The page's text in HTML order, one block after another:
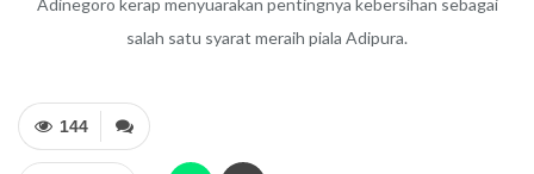
Adinegoro kerap menyuarakan pentingnya kebersihan sebagai
salah satu syarat meraih piala Adipura.
144